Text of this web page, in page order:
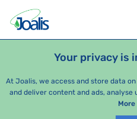
Your privacy is
At Joalis, we access and store data
and deliver content and ads, analyse
JOALIS CZECH REPUBLIC PRAHA
BACK